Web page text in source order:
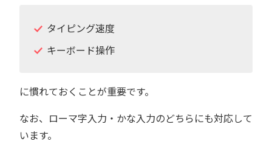
タイピング速度
キーボード操作
に慣れておくことが重要です。
なお、ローマ字入力・かな入力のどちらにも対応して
います。